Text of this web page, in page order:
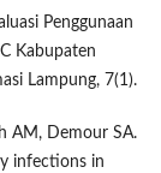
Penggunaan
Kabupaten
Lampung, 7(1).
AM, Demour SA.
infections in